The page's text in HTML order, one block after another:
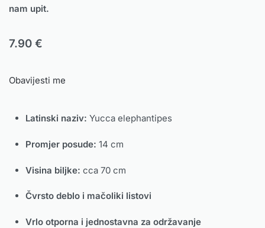
nam upit.
7.90 €
Obavijesti me
Latinski naziv: Yucca elephantipes
Promjer posude: 14 cm
Visina biljke: cca 70 cm
Čvrsto deblo i mačoliki listovi
Vrlo otporna i jednostavna za održavanje